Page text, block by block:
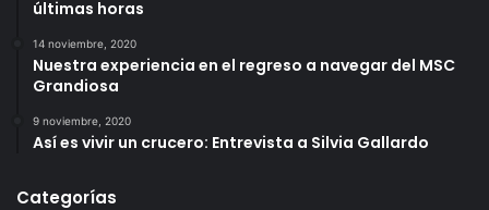
últimas horas
14 noviembre, 2020
Nuestra experiencia en el regreso a navegar del MSC
Grandiosa
9 noviembre, 2020
Así es vivir un crucero: Entrevista a Silvia Gallardo
Categorías